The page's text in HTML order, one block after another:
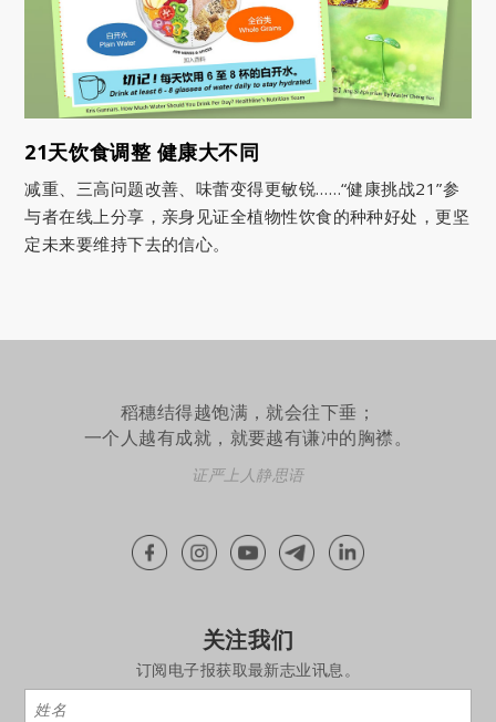
21天饮食调整 健康大不同
减重、三高问题改善、味蕾变得更敏锐……“健康挑战21”参
与者在线上分享，亲身见证全植物性饮食的种种好处，更坚
定未来要维持下去的信心。
稻穗结得越饱满，就会往下垂；
一个人越有成就，就要越有谦冲的胸襟。
证严上人静思语
关注我们
订阅电子报获取最新志业讯息。